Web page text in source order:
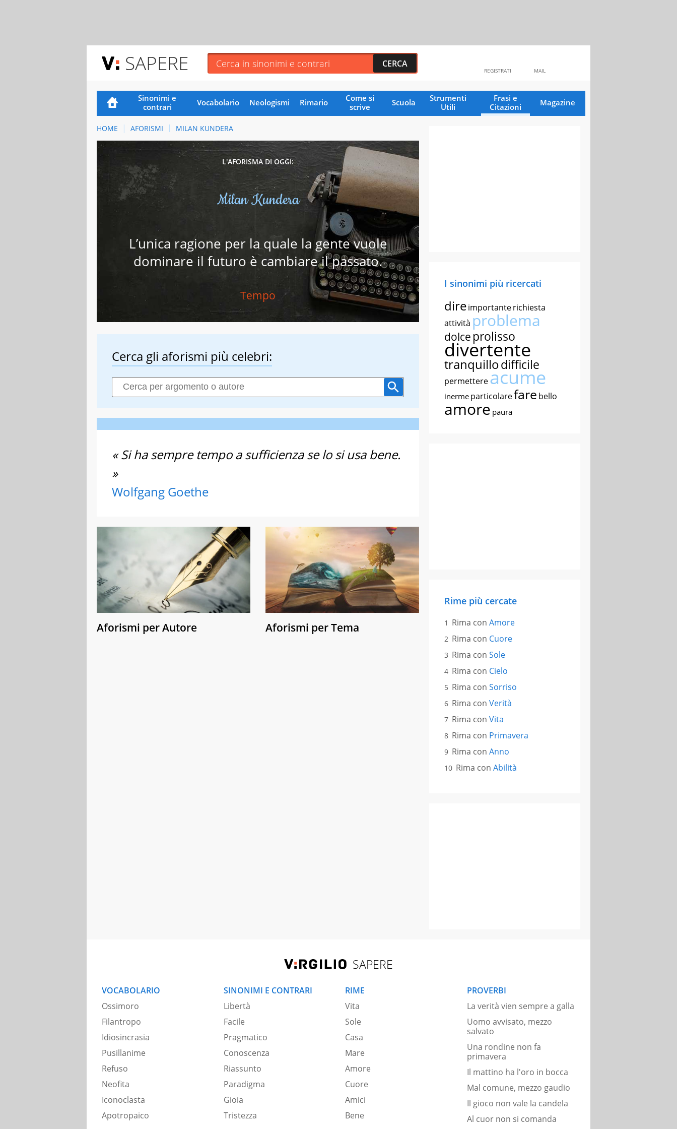
SAPERE MAIL
REGISTRATI
Sinonimi e
contrari
Vocabolario Neologismi Rimario
Come si
scrive
Scuola
Strumenti
Utili
Frasi e
Citazioni
Magazine
HOME AFORISMI MILAN KUNDERA
L'AFORISMA DI OGGI:
Milan Kundera
L’unica ragione per la quale la gente vuole
dominare il futuro è cambiare il passato.
Tempo
Cerca gli aforismi più celebri:
« Si ha sempre tempo a sufficienza se lo si usa bene.
»
Wolfgang Goethe
Aforismi per Autore Aforismi per Tema
I sinonimi più ricercati
direimportanterichiesta
attività problema
dolce prolisso
divertente
tranquillodifficile
permettereacume
inerme particolarefare bello
amore paura
Rime più cercate
Rima con Amore
Rima con Cuore
Rima con Sole
Rima con Cielo
Rima con Sorriso
Rima con Verità
Rima con Vita
Rima con Primavera
Rima con Anno
Rima con Abilità
SAPERE
VOCABOLARIO
Ossimoro
Filantropo
Idiosincrasia
Pusillanime
Refuso
Neofita
Iconoclasta
Apotropaico
SINONIMI E CONTRARI
Libertà
Facile
Pragmatico
Conoscenza
Riassunto
Paradigma
Gioia
Tristezza
RIME
Vita
Sole
Casa
Mare
Amore
Cuore
Amici
Bene
PROVERBI
La verità vien sempre a galla
Uomo avvisato, mezzo
salvato
Una rondine non fa
primavera
Il mattino ha l'oro in bocca
Mal comune, mezzo gaudio
Il gioco non vale la candela
Al cuor non si comanda